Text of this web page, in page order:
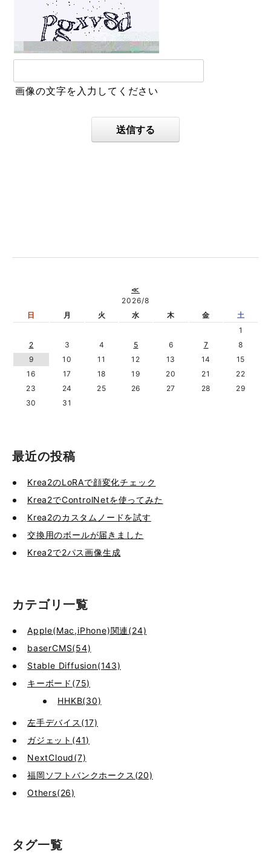
画像の文字を入力してください
送信する
≪
2026/8
日
月 火 水 木 金
土
1
2
3 4 5 6 7
8
9
10 11 12 13 14
15
16
17 18 19 20 21
22
23
24 25 26 27 28
29
30
31
最近の投稿
Krea2のLoRAで顔変化チェック
Krea2でControlNetを使ってみた
Krea2のカスタムノードを試す
交換用のボールが届きました
Krea2で2パス画像生成
カテゴリ一覧
Apple(Mac,iPhone)関連(24)
baserCMS(54)
Stable Diffusion(143)
キーボード(75)
HHKB(30)
左手デバイス(17)
ガジェット(41)
NextCloud(7)
福岡ソフトバンクホークス(20)
Others(26)
タグ一覧